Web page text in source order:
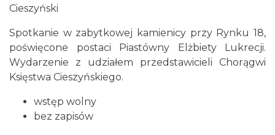
Cieszyn
Cieszyński
Spotkanie w zabytkowej kamienicy przy Rynku 18,
poświęcone postaci Piastówny Elżbiety Lukrecji.
Wydarzenie z udziałem przedstawicieli Chorągwi
Księstwa Cieszyńskiego.
wstęp wolny
bez zapisów